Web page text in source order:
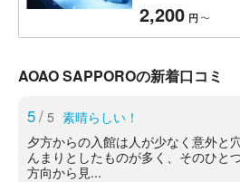
2,200 円 〜
AOAO SAPPOROの新着口コミ
5/ 5 素晴らしい！
夕方からの入館は人が少なく意外と
んまりとしたものが多く、そのひと
方向から見...